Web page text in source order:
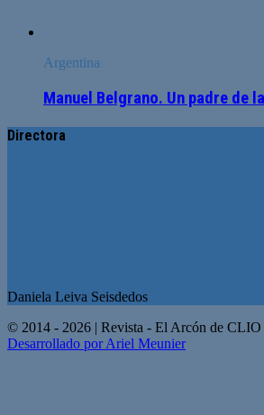
Argentina
Manuel Belgrano. Un padre de
Directora
Daniela Leiva Seisdedos
© 2014 - 2026 | Revista - El Arcón de CLIO
Desarrollado por Ariel Meunier